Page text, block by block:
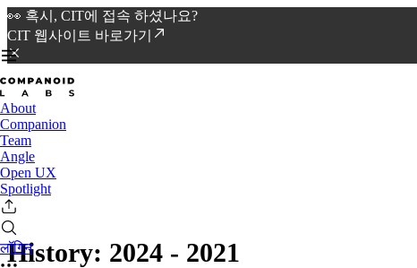
👀 혹시, CIT에 접속 하셨나요?
CIT 웹사이트 바로가기
About
Companion
Team
Angle
Open UX
Spotlight
लॉगिन
History: 2024 - 2021